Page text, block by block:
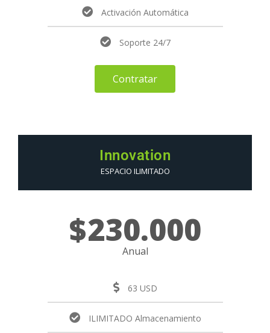
Activación Automática
Soporte 24/7
Contratar
Innovation
ESPACIO ILIMITADO
$230.000
Anual
63 USD
ILIMITADO Almacenamiento